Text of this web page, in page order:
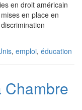
en droit américain
en place en
, emploi, éducation
Chambre